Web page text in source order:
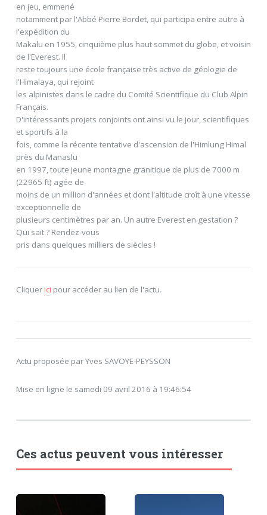
en jeu, emmené
notamment par l'Abbé Pierre Bordet, qui participa entre autre à
l'expédition du
Makalu en 1955, cinquième plus haut sommet du globe, et voisin
de l'Everest. Il
reste toujours une école française très active de géologie de
l'Himalaya, qui rejoint
les alpinistes dans le cadre du Comité Scientifique du Club Alpin
Français.
D'intéressants projets conjoints ont ainsi vu le jour, scientifiques
et sportifs à la
fois, comme la récente tentative d'ascension de l'Himlung Himal
près du Manaslu
en 1997, toute jeune montagne granitique de plus de 7000 m
(22965 ft) agée de
moins de un million d'années et dont l'altitude croît à une vitesse
exceptionnelle de
plusieurs centimètres par an. Un autre Everest en gestation ?
Qui sait ? Rendez-vous
pris dans quelques milliers de siècles !
Cliquerici pour accéder au lien de l'actu.
Actu proposée par Yves SAVOYE-PEYSSON
Mise en ligne le samedi 09 avril 2016 à 19:46:54
Ces actus peuvent vous intéresser